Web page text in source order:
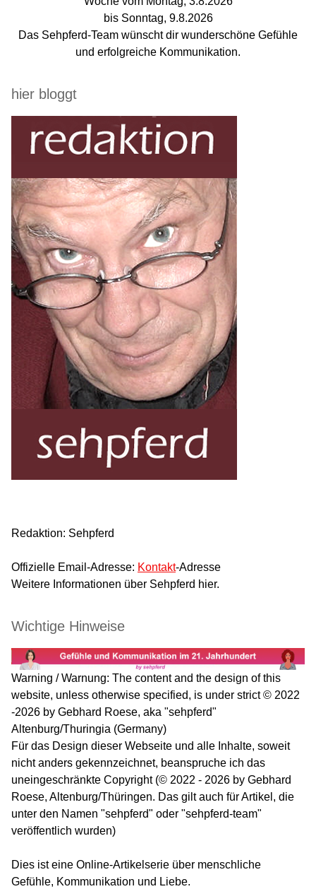
bis Sonntag, 9.8.2026
Das Sehpferd-Team wünscht dir wunderschöne Gefühle
und erfolgreiche Kommunikation.
hier bloggt
Redaktion: Sehpferd
Offizielle Email-Adresse: Kontakt-Adresse
Weitere Informationen über Sehpferd hier.
Wichtige Hinweise
Warning / Warnung: The content and the design of this
website, unless otherwise specified, is under strict © 2022
-2026 by Gebhard Roese, aka "sehpferd"
Altenburg/Thuringia (Germany)
Für das Design dieser Webseite und alle Inhalte, soweit
nicht anders gekennzeichnet, beanspruche ich das
uneingeschränkte Copyright (© 2022 - 2026 by Gebhard
Roese, Altenburg/Thüringen. Das gilt auch für Artikel, die
unter den Namen "sehpferd" oder "sehpferd-team"
veröffentlich wurden)
Dies ist eine Online-Artikelserie über menschliche
Gefühle, Kommunikation und Liebe.